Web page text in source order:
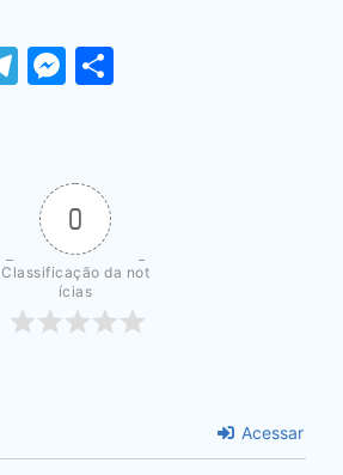
Telegram
Messenger
0
Classificação da not
ícias
Acessar